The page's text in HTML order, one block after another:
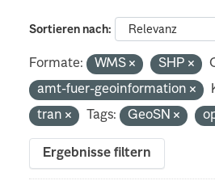
Sortieren nach
Formate: WMS SHP
amt-fuer-geoinformation
tran
Tags: GeoSN
Ergebnisse filtern